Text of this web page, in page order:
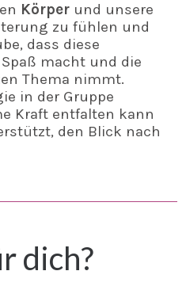
Körper und unsere
zu fühlen und
dass diese
macht und die
Thema nimmt.
in der Gruppe
Kraft entfalten kann
den Blick nach
dich?